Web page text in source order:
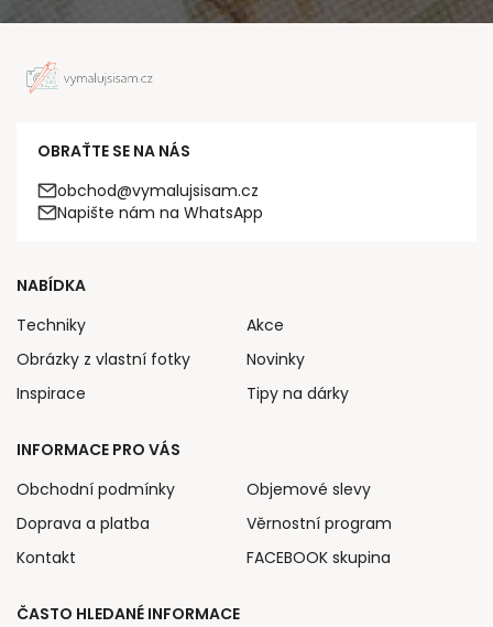
OBRAŤTE SE NA NÁS
obchod@vymalujsisam.cz
Napište nám na WhatsApp
NABÍDKA
Techniky
Obrázky z vlastní fotky
Inspirace
Akce
Novinky
Tipy na dárky
INFORMACE PRO VÁS
Obchodní podmínky
Doprava a platba
Kontakt
Objemové slevy
Věrnostní program
FACEBOOK skupina
ČASTO HLEDANÉ INFORMACE